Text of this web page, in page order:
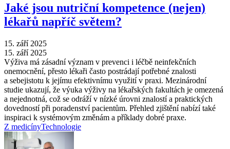
Jaké jsou nutriční kompetence (nejen)
lékařů napříč světem?
15. září 2025
15. září 2025
Výživa má zásadní význam v prevenci i léčbě neinfekčních
onemocnění, přesto lékaři často postrádají potřebné znalosti
a sebejistotu k jejímu efektivnímu využití v praxi. Mezinárodní
studie ukazují, že výuka výživy na lékařských fakultách je omezená
a nejednotná, což se odráží v nízké úrovni znalostí a praktických
dovedností při poradenství pacientům. Přehled zjištění nabízí také
inspiraci k systémovým změnám a příklady dobré praxe.
Z medicínyTechnologie